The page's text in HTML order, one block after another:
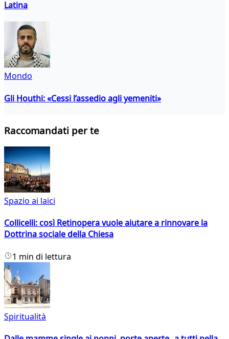
Latina
Mondo
Gli Houthi: «Cessi l’assedio agli yemeniti»
Raccomandati per te
Spazio ai laici
Collicelli: così Retinopera vuole aiutare a rinnovare la
Dottrina sociale della Chiesa
1 min di lettura
Spiritualità